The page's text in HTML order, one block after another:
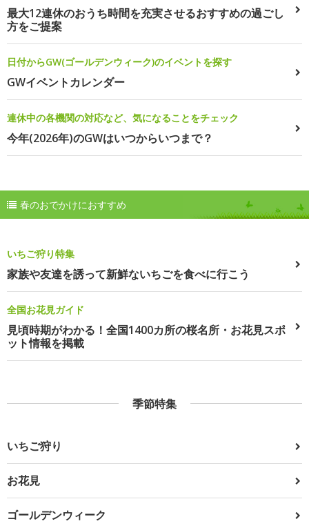
最大12連休のおうち時間を充実させるおすすめの過ごし
方をご提案
日付からGW(ゴールデンウィーク)のイベントを探す
GWイベントカレンダー
連休中の各機関の対応など、気になることをチェック
今年(2026年)のGWはいつからいつまで？
春のおでかけにおすすめ
いちご狩り特集
家族や友達を誘って新鮮ないちごを食べに行こう
全国お花見ガイド
見頃時期がわかる！全国1400カ所の桜名所・お花見スポ
ット情報を掲載
季節特集
いちご狩り
お花見
ゴールデンウィーク